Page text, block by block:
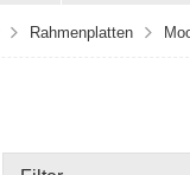
Rahmenplatten